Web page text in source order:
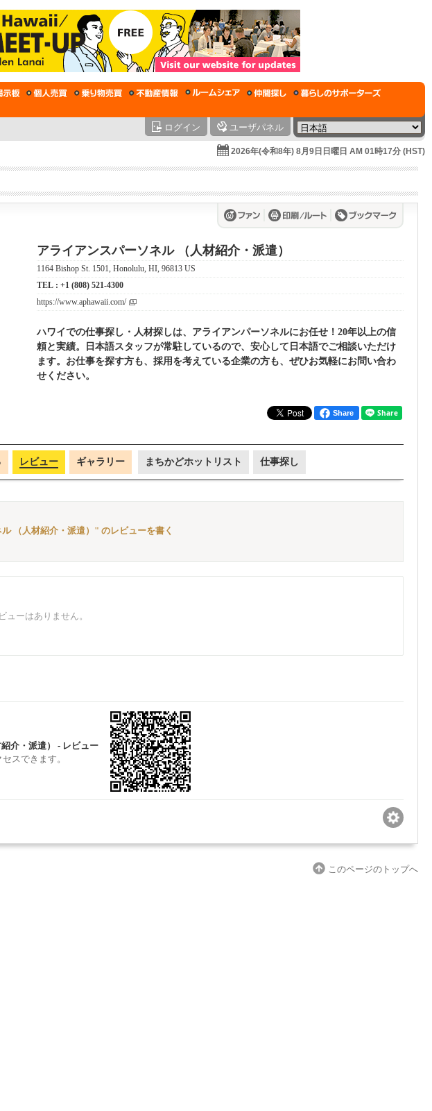
ログイン ユーザパネル
2026年(令和8年) 8月9日日曜日 AM 01時17分 (HST)
アライアンスパーソネル （人材紹介・派遣）
1164 Bishop St. 1501, Honolulu, HI, 96813 US
TEL : +1 (808) 521-4300
https://www.aphawaii.com/
ハワイでの仕事探し・人材探しは、アライアンパーソネルにお任せ！20年以上の信
頼と実績。日本語スタッフが常駐しているので、安心して日本語でご相談いただけ
ます。お仕事を探す方も、採用を考えている企業の方も、ぜひお気軽にお問い合わ
せください。
Share
レビュー ギャラリー まちかどホットリスト 仕事探し
（人材紹介・派遣）" のレビューを書く
ューはありません。
介・派遣） - レビュー
スできます。
このページのトップへ